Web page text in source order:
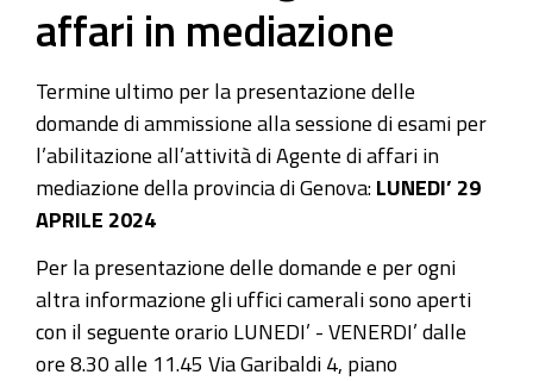
affari in mediazione
Termine ultimo per la presentazione delle
domande di ammissione alla sessione di esami per
l’abilitazione all’attività di Agente di affari in
mediazione della provincia di Genova: LUNEDI’ 29
APRILE 2024
Per la presentazione delle domande e per ogni
altra informazione gli uffici camerali sono aperti
con il seguente orario LUNEDI’ - VENERDI’ dalle
ore 8.30 alle 11.45 Via Garibaldi 4, piano